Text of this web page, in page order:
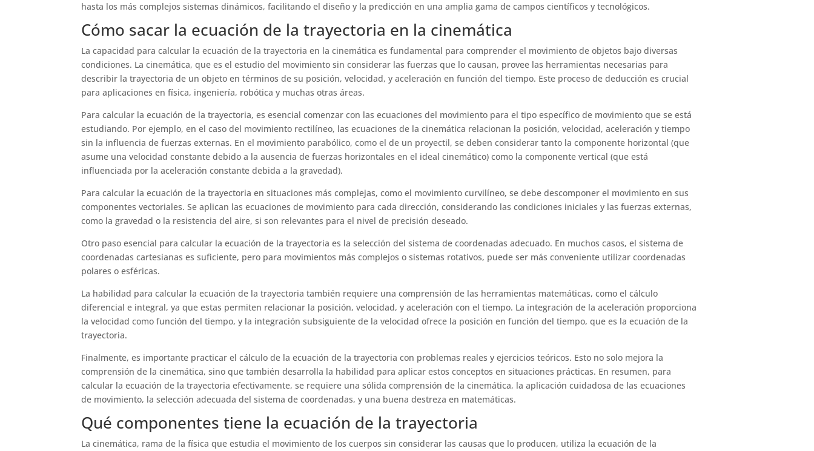
hasta los más complejos sistemas dinámicos, facilitando el diseño y la predicción en una amplia gama de campos científicos y tecnológicos.
Cómo sacar la ecuación de la trayectoria en la cinemática
La capacidad para calcular la ecuación de la trayectoria en la cinemática es fundamental para comprender el movimiento de objetos bajo diversas
condiciones. La cinemática, que es el estudio del movimiento sin considerar las fuerzas que lo causan, provee las herramientas necesarias para
describir la trayectoria de un objeto en términos de su posición, velocidad, y aceleración en función del tiempo. Este proceso de deducción es crucial
para aplicaciones en física, ingeniería, robótica y muchas otras áreas.
Para calcular la ecuación de la trayectoria, es esencial comenzar con las ecuaciones del movimiento para el tipo específico de movimiento que se está
estudiando. Por ejemplo, en el caso del movimiento rectilíneo, las ecuaciones de la cinemática relacionan la posición, velocidad, aceleración y tiempo
sin la influencia de fuerzas externas. En el movimiento parabólico, como el de un proyectil, se deben considerar tanto la componente horizontal (que
asume una velocidad constante debido a la ausencia de fuerzas horizontales en el ideal cinemático) como la componente vertical (que está
influenciada por la aceleración constante debida a la gravedad).
Para calcular la ecuación de la trayectoria en situaciones más complejas, como el movimiento curvilíneo, se debe descomponer el movimiento en sus
componentes vectoriales. Se aplican las ecuaciones de movimiento para cada dirección, considerando las condiciones iniciales y las fuerzas externas,
como la gravedad o la resistencia del aire, si son relevantes para el nivel de precisión deseado.
Otro paso esencial para calcular la ecuación de la trayectoria es la selección del sistema de coordenadas adecuado. En muchos casos, el sistema de
coordenadas cartesianas es suficiente, pero para movimientos más complejos o sistemas rotativos, puede ser más conveniente utilizar coordenadas
polares o esféricas.
La habilidad para calcular la ecuación de la trayectoria también requiere una comprensión de las herramientas matemáticas, como el cálculo
diferencial e integral, ya que estas permiten relacionar la posición, velocidad, y aceleración con el tiempo. La integración de la aceleración proporciona
la velocidad como función del tiempo, y la integración subsiguiente de la velocidad ofrece la posición en función del tiempo, que es la ecuación de la
trayectoria.
Finalmente, es importante practicar el cálculo de la ecuación de la trayectoria con problemas reales y ejercicios teóricos. Esto no solo mejora la
comprensión de la cinemática, sino que también desarrolla la habilidad para aplicar estos conceptos en situaciones prácticas. En resumen, para
calcular la ecuación de la trayectoria efectivamente, se requiere una sólida comprensión de la cinemática, la aplicación cuidadosa de las ecuaciones
de movimiento, la selección adecuada del sistema de coordenadas, y una buena destreza en matemáticas.
Qué componentes tiene la ecuación de la trayectoria
La cinemática, rama de la física que estudia el movimiento de los cuerpos sin considerar las causas que lo producen, utiliza la ecuación de la